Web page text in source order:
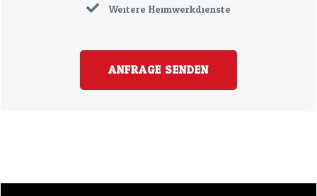
Weitere Heimwerkdienste
ANFRAGE SENDEN